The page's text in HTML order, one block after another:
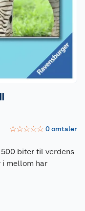
☆☆☆☆☆ 0omtaler
biter til verdens
mellom har